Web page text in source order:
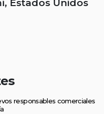
Estados Unidos
responsables comerciales